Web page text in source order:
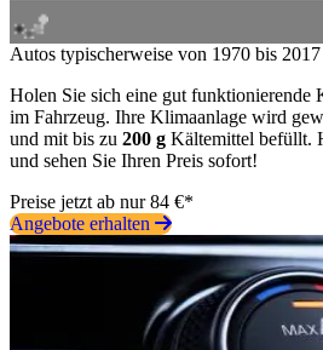
Autos typischerweise von 1970 bis
Holen Sie sich eine gut funktionierende
im Fahrzeug. Ihre Klimaanlage wird
und mit bis zu 200 g Kältemittel befüllt.
und sehen Sie Ihren Preis sofort!
Preise jetzt ab nur 84 €*
Angebote erhalten